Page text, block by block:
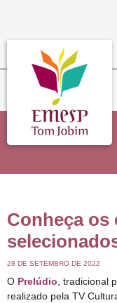
Conheça os
28 DE SETEMBRO DE 2022
O Prelúdio , tradicional
realizado pela TV